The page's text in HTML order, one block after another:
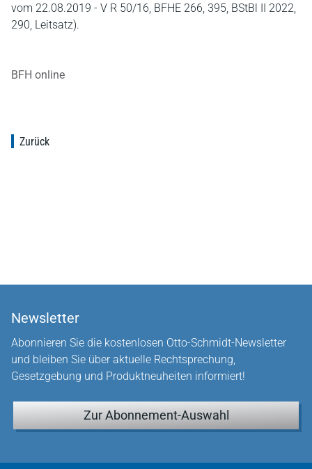
vom 22.08.2019 - V R 50/16, BFHE 266, 395, BStBl II 2022,
290, Leitsatz).
BFH online
Zurück
Newsletter
Abonnieren Sie die kostenlosen Otto-Schmidt-Newsletter
und bleiben Sie über aktuelle Rechtsprechung,
Gesetzgebung und Produktneuheiten informiert!
Zur Abonnement-Auswahl